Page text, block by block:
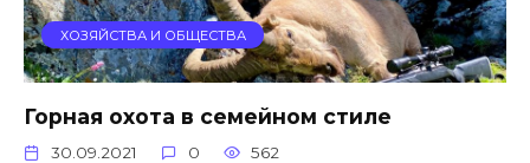
ХОЗЯЙСТВА И ОБЩЕСТВА
Горная охота в семейном стиле
30.09.2021 0 562